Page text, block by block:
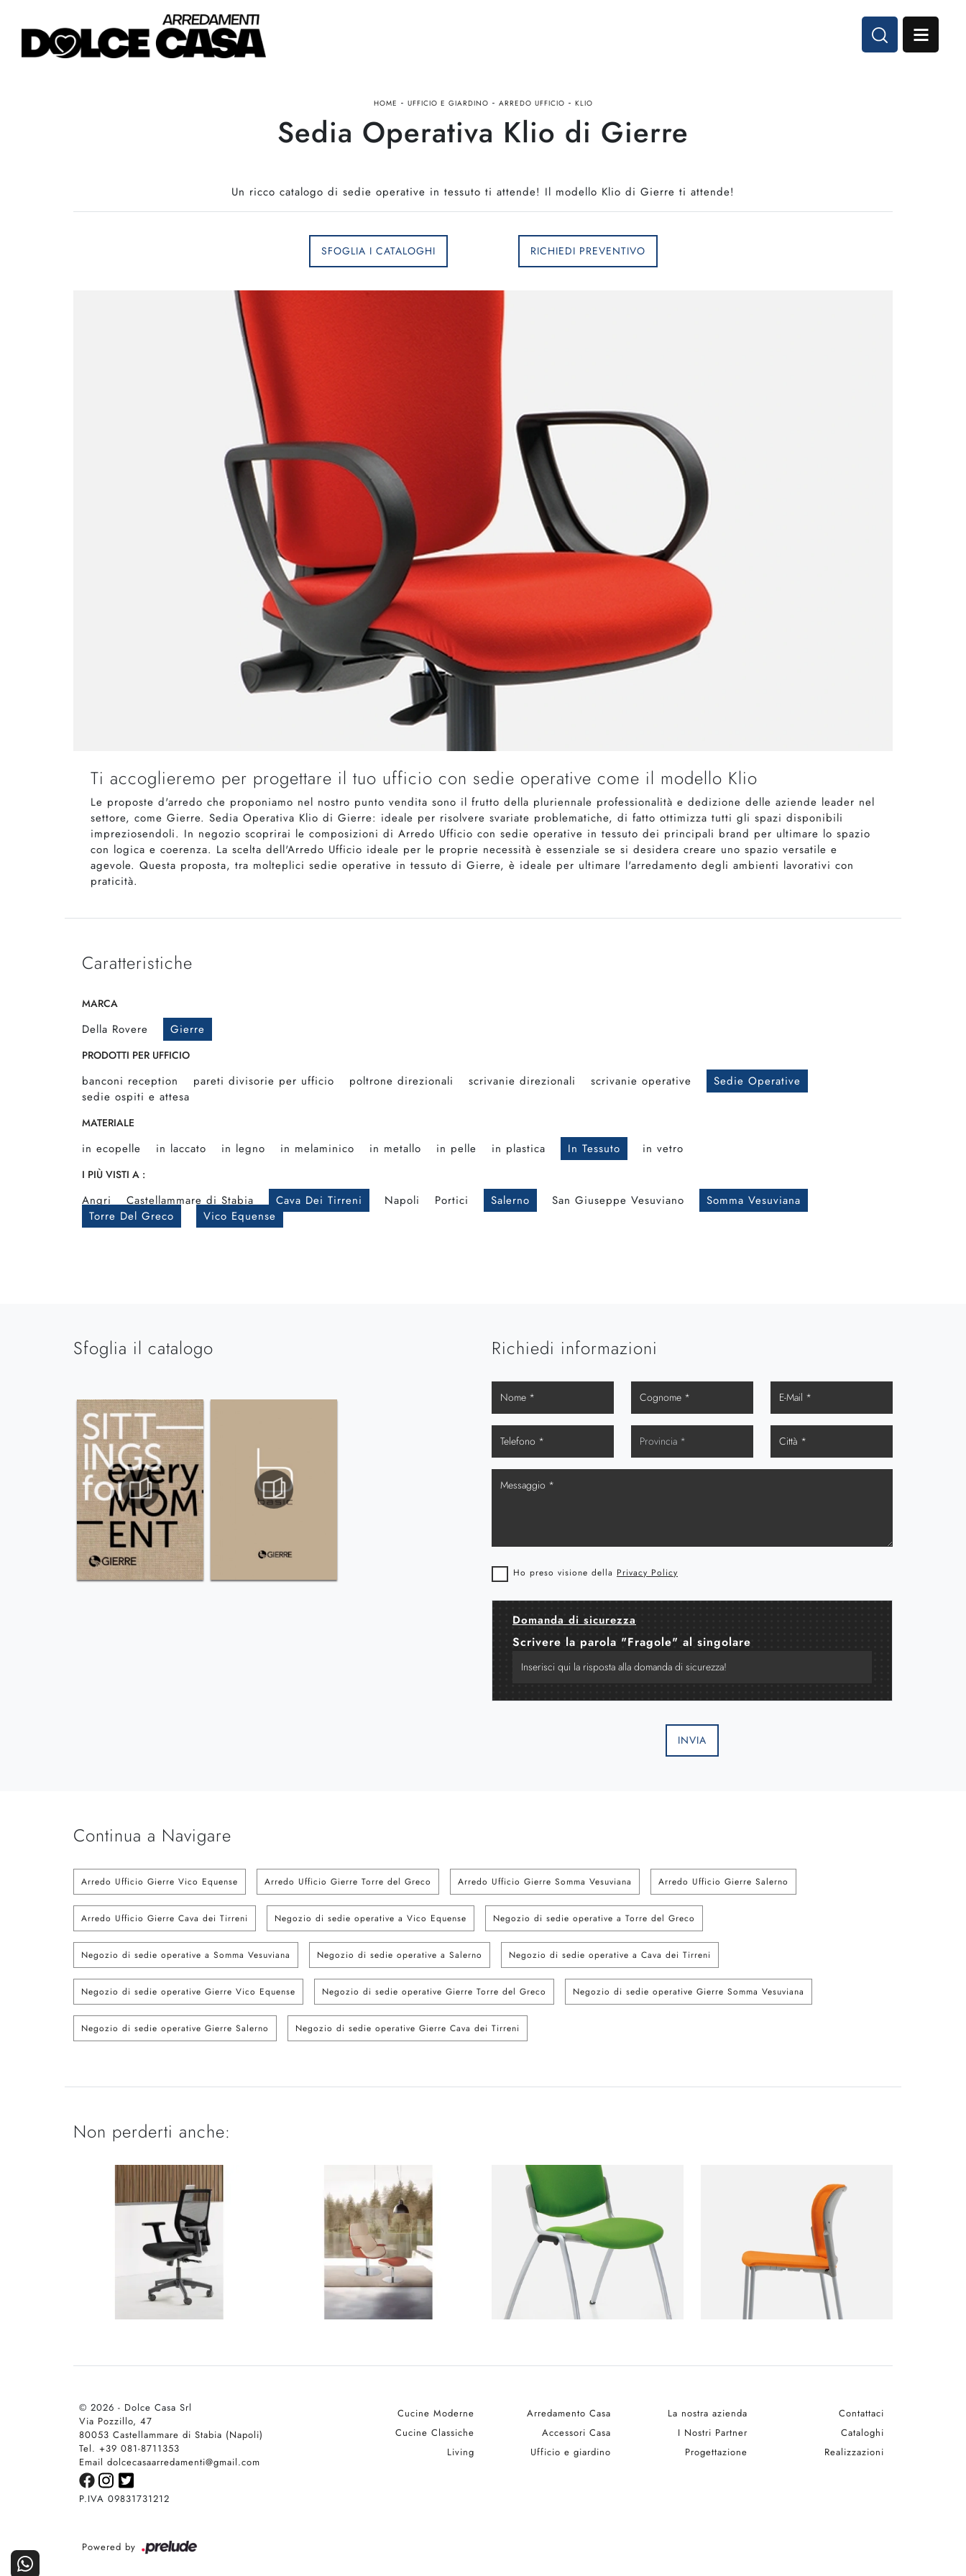
HOME - UFFICIO E GIARDINO - ARREDO UFFICIO - KLIO
Sedia Operativa Klio di Gierre
Un ricco catalogo di sedie operative in tessuto ti attende! Il modello Klio di Gierre ti attende!
SFOGLIA I CATALOGHI RICHIEDI PREVENTIVO
Ti accoglieremo per progettare il tuo ufficio con sedie operative come il modello Klio
Le proposte d'arredo che proponiamo nel nostro punto vendita sono il frutto della pluriennale professionalità e dedizione delle aziende leader nel
settore, come Gierre. Sedia Operativa Klio di Gierre: ideale per risolvere svariate problematiche, di fatto ottimizza tutti gli spazi disponibili
impreziosendoli. In negozio scoprirai le composizioni di Arredo Ufficio con sedie operative in tessuto dei principali brand per ultimare lo spazio
con logica e coerenza. La scelta dell'Arredo Ufficio ideale per le proprie necessità è essenziale se si desidera creare uno spazio versatile e
agevole. Questa proposta, tra molteplici sedie operative in tessuto di Gierre, è ideale per ultimare l'arredamento degli ambienti lavorativi con
praticità.
Caratteristiche
MARCA
Della Rovere Gierre
PRODOTTI PER UFFICIO
banconi reception pareti divisorie per ufficio poltrone direzionali scrivanie direzionali scrivanie operative
Sedie Operative
sedie ospiti e attesa
MATERIALE
in ecopelle in laccato in legno in melaminico in metallo in pelle in plastica In Tessuto in vetro
I PIÙ VISTI A :
Angri Castellammare di Stabia Cava Dei Tirreni Napoli Portici Salerno San Giuseppe Vesuviano
Somma Vesuviana
Torre Del Greco
Vico Equense
Sfoglia il catalogo Richiedi informazioni
Ho preso visione della Privacy Policy
Domanda di sicurezza
Scrivere la parola "Fragole" al singolare
INVIA
Continua a Navigare
Arredo Ufficio Gierre Vico Equense Arredo Ufficio Gierre Torre del Greco Arredo Ufficio Gierre Somma Vesuviana Arredo Ufficio Gierre Salerno
Arredo Ufficio Gierre Cava dei Tirreni Negozio di sedie operative a Vico Equense Negozio di sedie operative a Torre del Greco
Negozio di sedie operative a Somma Vesuviana Negozio di sedie operative a Salerno Negozio di sedie operative a Cava dei Tirreni
Negozio di sedie operative Gierre Vico Equense Negozio di sedie operative Gierre Torre del Greco Negozio di sedie operative Gierre Somma Vesuviana
Negozio di sedie operative Gierre Salerno Negozio di sedie operative Gierre Cava dei Tirreni
Non perderti anche:
© 2026 - Dolce Casa Srl
Via Pozzillo, 47
80053 Castellammare di Stabia (Napoli)
Tel. +39 081-8711353
Email dolcecasaarredamenti@gmail.com
P.IVA 09831731212
Cucine Moderne
Cucine Classiche
Living
Arredamento Casa
Accessori Casa
Ufficio e giardino
La nostra azienda
I Nostri Partner
Progettazione
Contattaci
Cataloghi
Realizzazioni
Powered by